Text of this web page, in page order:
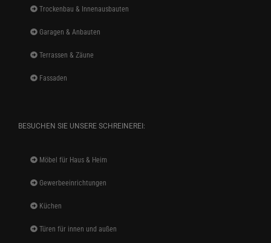
Trockenbau & Innenausbauten
Garagen & Anbauten
Terrassen & Zäune
Fassaden
BESUCHEN SIE UNSERE SCHREINEREI:
Möbel für Haus & Heim
Gewerbeeinrichtungen
Küchen
Türen für innen und außen